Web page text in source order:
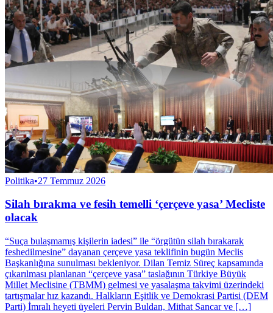
Politika•27 Temmuz 2026
Silah bırakma ve fesih temelli ‘çerçeve yasa’ Mecliste
olacak
“Suça bulaşmamış kişilerin iadesi” ile “örgütün silah bırakarak
feshedilmesine” dayanan çerçeve yasa teklifinin bugün Meclis
Başkanlığına sunulması bekleniyor. Dilan Temiz Süreç kapsamında
çıkarılması planlanan “çerçeve yasa” taslağının Türkiye Büyük
Millet Meclisine (TBMM) gelmesi ve yasalaşma takvimi üzerindeki
tartışmalar hız kazandı. Halkların Eşitlik ve Demokrasi Partisi (DEM
Parti) İmralı heyeti üyeleri Pervin Buldan, Mithat Sancar ve […]